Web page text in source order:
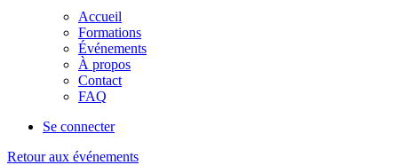
Accueil
Formations
Événements
À propos
Contact
FAQ
Se connecter
Retour aux événements